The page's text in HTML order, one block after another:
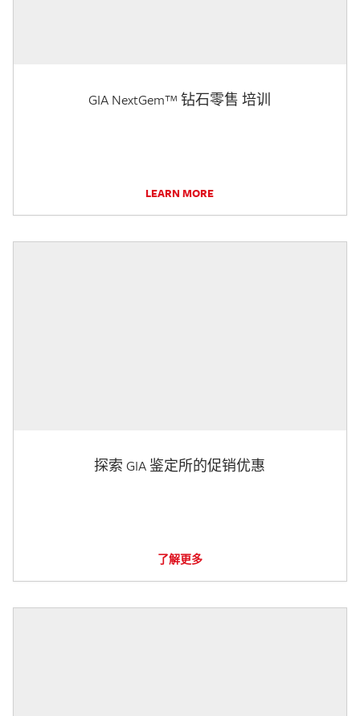
GIA NextGem™ 钻石零售 培训
LEARN MORE
探索 GIA 鉴定所的促销优惠
了解更多